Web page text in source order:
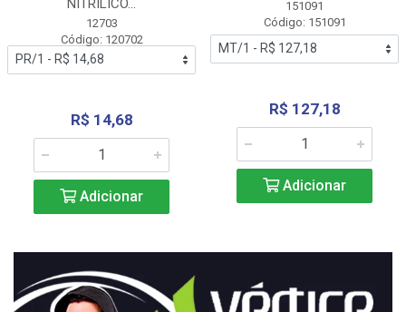
NITRÍLICO...
12703
Código: 120702
R$ 14,68
Adicionar
151091
Código: 151091
R$ 127,18
Adicionar